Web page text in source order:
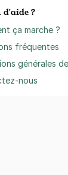
d'aide ?
ça marche ?
fréquentes
générales
nous